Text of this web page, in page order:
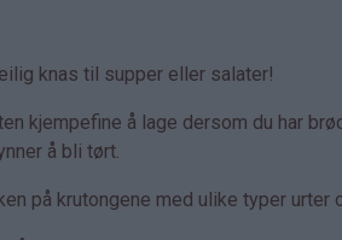
knas til supper eller salater!
kjempefine å lage dersom du har
å bli tørt.
på krutongene med ulike typer urter